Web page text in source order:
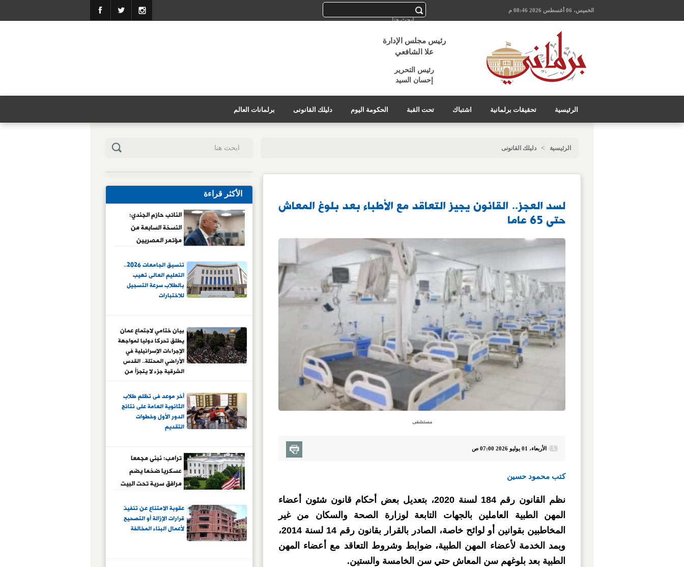
الخميس، 06 أغسطس 2026 08:46 م
رئيس مجلس الإدارة
علا الشافعي
رئيس التحرير
إحسان السيد
الرئيسية تحقيقات برلمانية اشتباك تحت القبة الحكومة اليوم دليلك القانونى برلمانات العالم
الرئيسية > دليلك القانونى
لسد العجز.. القانون يجيز التعاقد مع الأطباء بعد بلوغ المعاش
حتى 65 عاما
مستشفى
الأربعاء، 01 يوليو 2026 07:00 ص
كتب محمود حسين
نظم القانون رقم 184 لسنة 2020، بتعديل بعض أحكام قانون شئون أعضاء
المهن الطبية العاملين بالجهات التابعة لوزارة الصحة والسكان من غير
المخاطبين بقوانين أو لوائح خاصة، الصادر بالقرار بقانون رقم 14 لسنة 2014،
وبمد الخدمة لأعضاء المهن الطبية، ضوابط وشروط التعاقد مع أعضاء المهن
الطبية بعد بلوغهم سن المعاش حتي سن الخامسة والستين.
الأكثر قراءة
النائب حازم الجندي:
النسخة السابعة من
مؤتمر المصريين
لتعزيز المشاركة
الوطنية
تنسيق الجامعات 2026..
التعليم العالى تهيب
بالطلاب سرعة التسجيل
للاختبارات
بيان ختامي لاجتماع عمان
يطلق تحركا دوليا لمواجهة
الإجراءات الإسرائيلية في
الأراضي المحتلة.. القدس
الشرقية جزء لا يتجزأ من
منصة إعلامية لتوثيق
انتهاكات الاحتلال بحق
المقدسات والمصلين
آخر موعد فى تظلم طلاب
الثانوية العامة على نتائج
الدور الأول وخطوات
التقديم
ترامب: نبنى مجمعا
عسكريا ضخما يضم
مرافق سرية تحت البيت
عقوبة الامتناع عن تنفيذ
قرارات الإزالة أو التصحيح
لأعمال البناء المخالفة